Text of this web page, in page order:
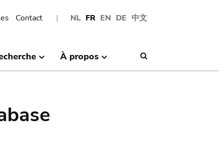
NL FR EN DE 中文
Contact
À propos